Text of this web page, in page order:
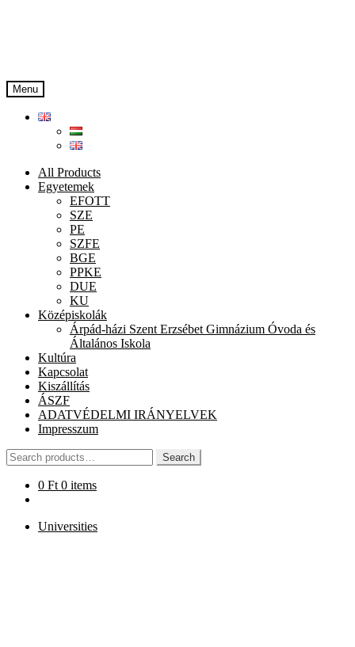
Menu
All Products
Egyetemek
EFOTT
SZE
PE
SZFE
BGE
PPKE
DUE
KU
Középiskolák
Árpád-házi Szent Erzsébet Gimnázium Óvoda és
Általános Iskola
Kultúra
Kapcsolat
Kiszállítás
ÁSZF
ADATVÉDELMI IRÁNYELVEK
Impresszum
Search
for:
Search
0 Ft 0 items
Universities